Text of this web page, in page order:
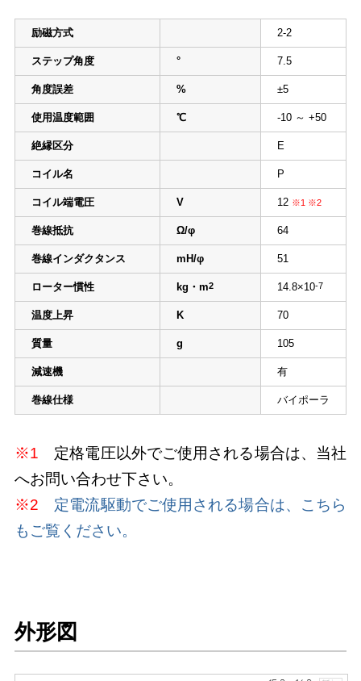
励磁方式 2-2
ステップ角度 ° 7.5
角度誤差 % ±5
使用温度範囲 ℃ -10 ～ +50
絶縁区分 E
コイル名 P
コイル端電圧 V 12 ※1 ※2
巻線抵抗 Ω/φ 64
巻線インダクタンス mH/φ 51
ローター慣性 kg・m2 14.8×10-7
温度上昇 K 70
質量 g 105
減速機 有
巻線仕様 バイポーラ
※1 定格電圧以外でご使用される場合は、当社
へお問い合わせ下さい。
※2 定電流駆動でご使用される場合は、こちら
もご覧ください。
外形図